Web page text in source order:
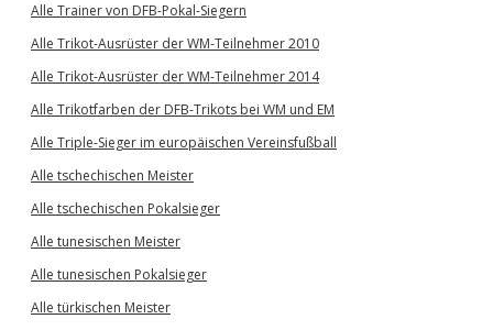
Alle Trainer von DFB-Pokal-Siegern
Alle Trikot-Ausrüster der WM-Teilnehmer 2010
Alle Trikot-Ausrüster der WM-Teilnehmer 2014
Alle Trikotfarben der DFB-Trikots bei WM und EM
Alle Triple-Sieger im europäischen Vereinsfußball
Alle tschechischen Meister
Alle tschechischen Pokalsieger
Alle tunesischen Meister
Alle tunesischen Pokalsieger
Alle türkischen Meister